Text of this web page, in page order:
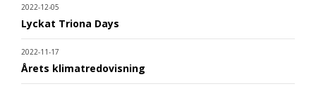
2022-12-05
Lyckat Triona Days
2022-11-17
Årets klimatredovisning